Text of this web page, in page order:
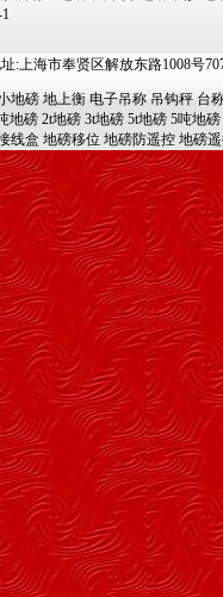
:上海市奉贤区解放东路1008号
地磅 地上衡 电子吊称 吊钩秤 台
地磅 2t地磅 3t地磅 5t地磅 5吨地磅
线盒 地磅移位 地磅防遥控 地磅